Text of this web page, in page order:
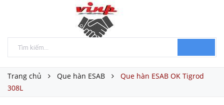
Trang chủ Que hàn ESAB
Que hàn ESAB OK Tigrod
308L